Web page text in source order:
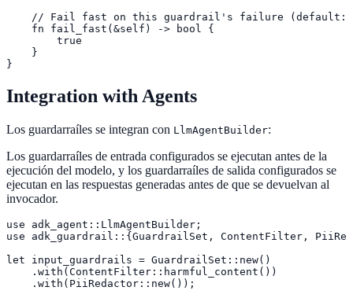
// Fail fast on this guardrail's failure (default:
    fn fail_fast(&self) -> bool {
        true
    }
}
Integration with Agents
Los guardarraíles se integran con LlmAgentBuilder:
Los guardarraíles de entrada configurados se ejecutan antes de la
ejecución del modelo, y los guardarraíles de salida configurados se
ejecutan en las respuestas generadas antes de que se devuelvan al
invocador.
use adk_agent::LlmAgentBuilder;
use adk_guardrail::{GuardrailSet, ContentFilter,
let input_guardrails = GuardrailSet::new()
    .with(ContentFilter::harmful_content())
    .with(PiiRedactor::new());